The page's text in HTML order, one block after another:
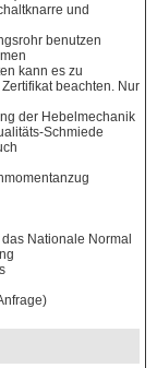
und
benutzen
kann es zu
beachten. Nur
der Hebelmechanik
Schmiede
Nationale Normal